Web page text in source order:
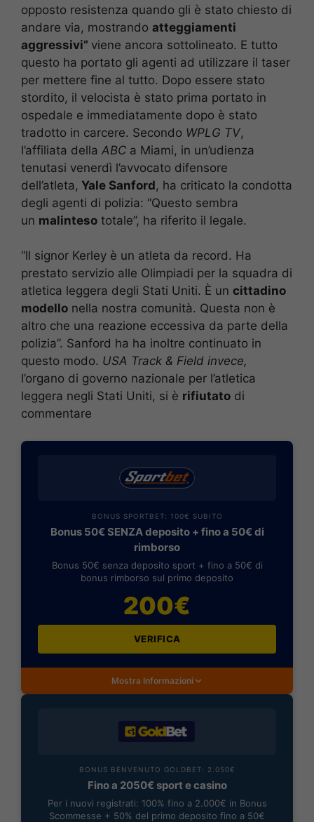
opposto resistenza quando gli è stato chiesto di
andare via, mostrando atteggiamenti
aggressivi” viene ancora sottolineato. E tutto
questo ha portato gli agenti ad utilizzare il taser
per mettere fine al tutto. Dopo essere stato
stordito, il velocista è stato prima portato in
ospedale e immediatamente dopo è stato
tradotto in carcere. Secondo WPLG TV,
l’affiliata della ABC a Miami, in un’udienza
tenutasi venerdì l’avvocato difensore
dell’atleta, Yale Sanford, ha criticato la condotta
degli agenti di polizia: “Questo sembra
un malinteso totale”, ha riferito il legale.
“Il signor Kerley è un atleta da record. Ha
prestato servizio alle Olimpiadi per la squadra di
atletica leggera degli Stati Uniti. È un cittadino
modello nella nostra comunità. Questa non è
altro che una reazione eccessiva da parte della
polizia”. Sanford ha ha inoltre continuato in
questo modo. USA Track & Field invece,
l’organo di governo nazionale per l’atletica
leggera negli Stati Uniti, si è rifiutato di
commentare
BONUS SPORTBET: 100€ SUBITO
Bonus 50€ SENZA deposito + fino a 50€ di
rimborso
Bonus 50€ senza deposito sport + fino a 50€ di
bonus rimborso sul primo deposito
200€
VERIFICA
Mostra Informazioni
BONUS BENVENUTO GOLDBET: 2.050€
Fino a 2050€ sport e casino
Per i nuovi registrati: 100% fino a 2.000€ in Bonus
Scommesse + 50% del primo deposito fino a 50€